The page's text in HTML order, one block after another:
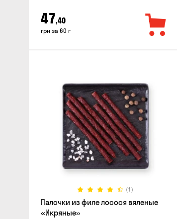
47,40
грн за 60 г
(1)
Палочки из филе лосося вяленые
«Икряные»